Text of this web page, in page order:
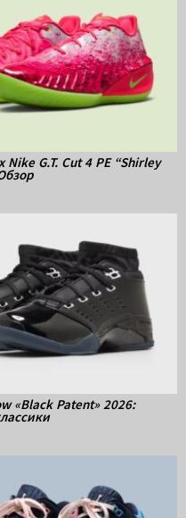
Nike G.T. Cut 4 PE “Shirley
«Black Patent» 2026: